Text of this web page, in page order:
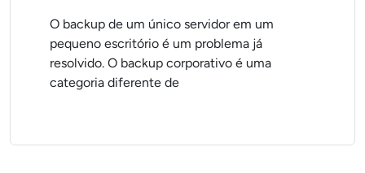
O backup de um único servidor em um
pequeno escritório é um problema já
resolvido. O backup corporativo é uma
categoria diferente de